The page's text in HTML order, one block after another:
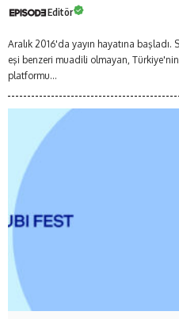
Editör
Aralık 2016'da yayın hayatına
eşi benzeri muadili olmayan,
platformu...